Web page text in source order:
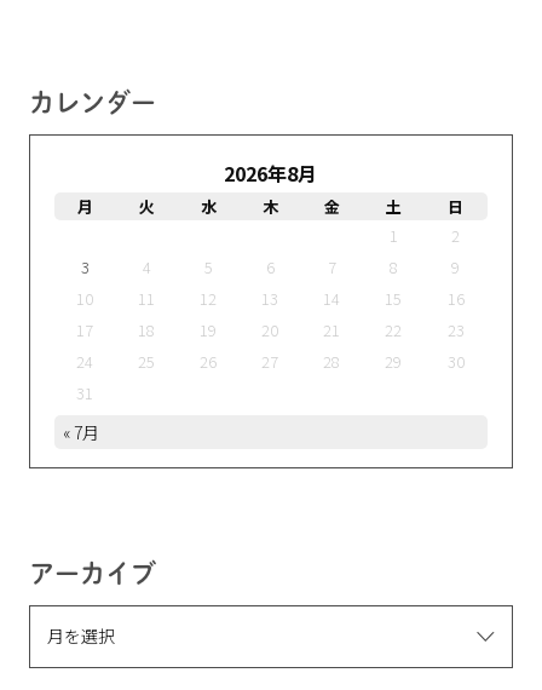
カレンダー
2026年8月
月 火 水 木 金 土
日
1
2
3
4 5 6 7 8
9
10
11 12 13 14 15
16
17
18 19 20 21 22
23
24
25 26 27 28 29
30
31
« 7月
アーカイブ